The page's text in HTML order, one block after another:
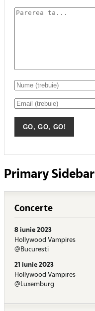
Primary Sidebar
Concerte
8 iunie 2023
Hollywood Vampires
@Bucuresti
21 iunie 2023
Hollywood Vampires
@Luxemburg